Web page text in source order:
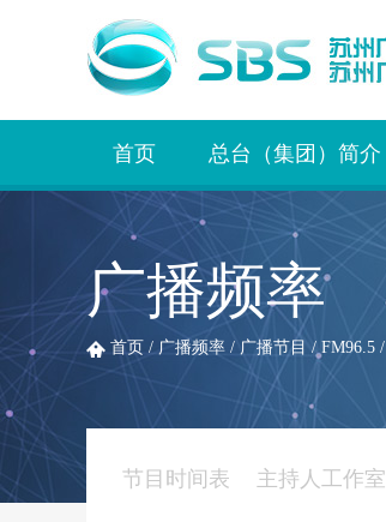
首页 总台（集团）简介
广播频率
首页 / 广播频率 / 广播节目 / FM96.5 /
节目时间表 主持人工作室